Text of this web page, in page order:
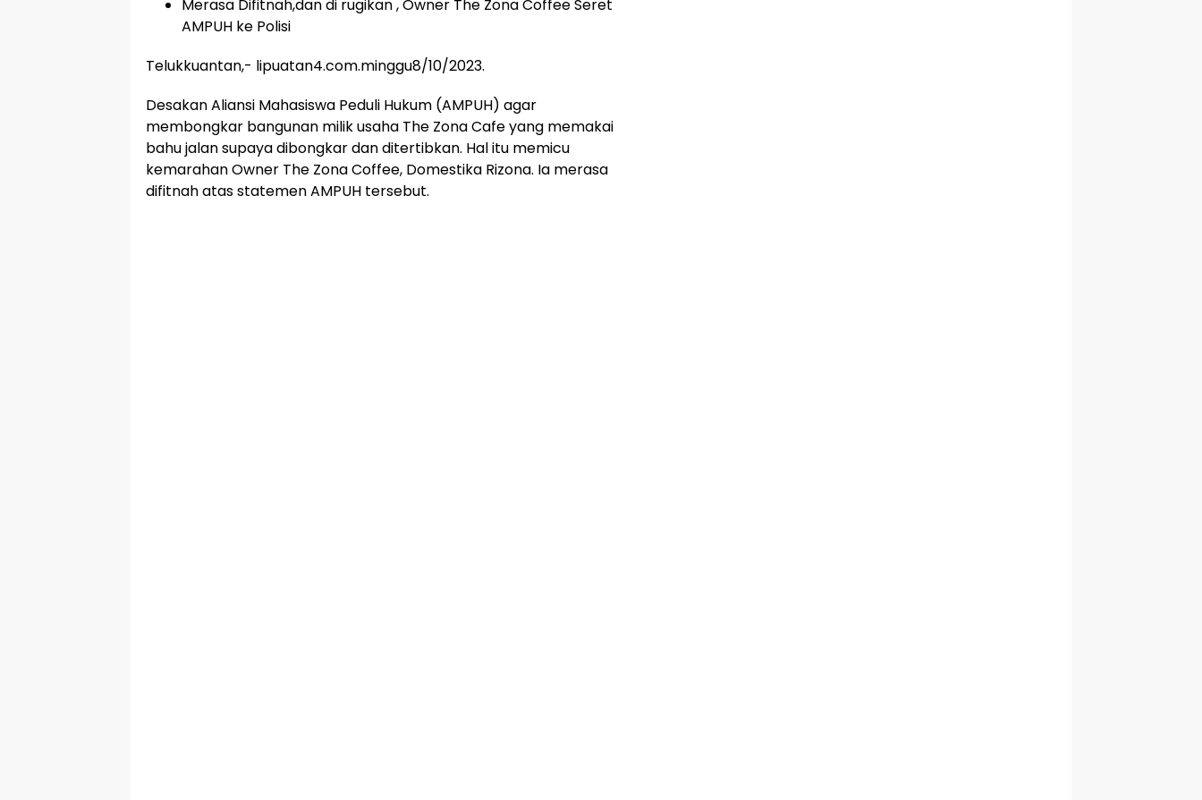
Merasa Difitnah,dan di rugikan , Owner The Zona Coffee Seret
AMPUH ke Polisi
Telukkuantan,- lipuatan4.com.minggu8/10/2023.
Desakan Aliansi Mahasiswa Peduli Hukum (AMPUH) agar
membongkar bangunan milik usaha The Zona Cafe yang memakai
bahu jalan supaya dibongkar dan ditertibkan. Hal itu memicu
kemarahan Owner The Zona Coffee, Domestika Rizona. Ia merasa
difitnah atas statemen AMPUH tersebut.